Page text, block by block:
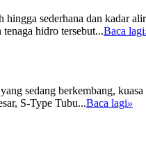
sederhana dan kadar
hidro tersebut...Baca lagi
sedang berkembang,
S-Type Tubu...Baca lagi»